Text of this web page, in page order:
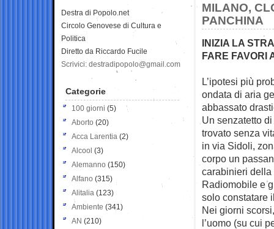
MILANO,
PANCHINA
INIZIA LA
FARE FAVORI
L’ipotesi più
ondata di aria
abbassato
Un senzatetto
trovato senza
in via Sidoli,
corpo un
carabinieri della
Radiomobile e
solo constatare
Nei giorni
l’uomo (su cui
Destra di Popolo.net
Circolo Genovese di Cultura e
Politica
Diretto da Riccardo Fucile
Scrivici: destradipopolo@gmail.com
Categorie
100 giorni (5)
Aborto (20)
Acca Larentia (2)
Alcool (3)
Alemanno (150)
Alfano (315)
Alitalia (123)
Ambiente (341)
AN (210)